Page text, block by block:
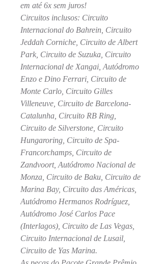
em até 6x sem juros!
Circuitos inclusos: Circuito
Internacional do Bahrein, Circuito
Jeddah Corniche, Circuito de Albert
Park, Circuito de Suzuka, Circuito
Internacional de Xangai, Autódromo
Enzo e Dino Ferrari, Circuito de
Monte Carlo, Circuito Gilles
Villeneuve, Circuito de Barcelona-
Catalunha, Circuito RB Ring,
Circuito de Silverstone, Circuito
Hungaroring, Circuito de Spa-
Francorchamps, Circuito de
Zandvoort, Autódromo Nacional de
Monza, Circuito de Baku, Circuito de
Marina Bay, Circuito das Américas,
Autódromo Hermanos Rodríguez,
Autódromo José Carlos Pace
(Interlagos), Circuito de Las Vegas,
Circuito Internacional de Lusail,
Circuito de Yas Marina.